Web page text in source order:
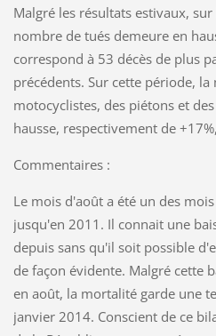
Malgré les résultats estivaux,
nombre de tués demeure en
correspond à 53 décès de plus
précédents. Sur cette période,
motocyclistes, des piétons et
hausse, respectivement de
Commentaires :
Le mois d'août a été un des
jusqu'en 2011. Il connait une
depuis sans qu'il soit possible
de façon évidente. Malgré cette
en août, la mortalité garde une
janvier 2014. Conscient de ce